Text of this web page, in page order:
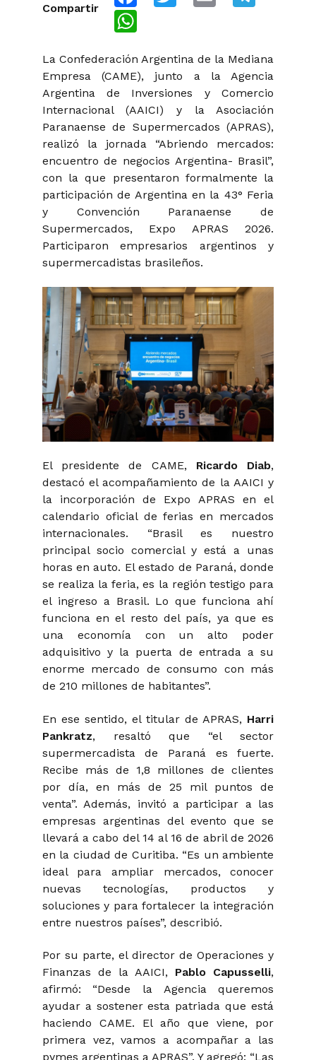
Compartir
La Confederación Argentina de la Mediana
Empresa (CAME), junto a la Agencia
Argentina de Inversiones y Comercio
Internacional (AAICI) y la Asociación
Paranaense de Supermercados (APRAS),
realizó la jornada “Abriendo mercados:
encuentro de negocios Argentina- Brasil”,
con la que presentaron formalmente la
participación de Argentina en la 43° Feria
y Convención Paranaense de
Supermercados, Expo APRAS 2026.
Participaron empresarios argentinos y
supermercadistas brasileños.
El presidente de CAME, Ricardo Diab,
destacó el acompañamiento de la AAICI y
la incorporación de Expo APRAS en el
calendario oficial de ferias en mercados
internacionales. “Brasil es nuestro
principal socio comercial y está a unas
horas en auto. El estado de Paraná, donde
se realiza la feria, es la región testigo para
el ingreso a Brasil. Lo que funciona ahí
funciona en el resto del país, ya que es
una economía con un alto poder
adquisitivo y la puerta de entrada a su
enorme mercado de consumo con más
de 210 millones de habitantes”.
En ese sentido, el titular de APRAS, Harri
Pankratz, resaltó que “el sector
supermercadista de Paraná es fuerte.
Recibe más de 1,8 millones de clientes
por día, en más de 25 mil puntos de
venta”. Además, invitó a participar a las
empresas argentinas del evento que se
llevará a cabo del 14 al 16 de abril de 2026
en la ciudad de Curitiba. “Es un ambiente
ideal para ampliar mercados, conocer
nuevas tecnologías, productos y
soluciones y para fortalecer la integración
entre nuestros países”, describió.
Por su parte, el director de Operaciones y
Finanzas de la AAICI, Pablo Capusselli,
afirmó: “Desde la Agencia queremos
ayudar a sostener esta patriada que está
haciendo CAME. El año que viene, por
primera vez, vamos a acompañar a las
pymes argentinas a APRAS”. Y agregó: “Las